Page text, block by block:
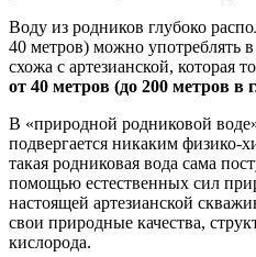
Воду из родников глубоко
40 метров) можно употреблять
схожа с артезианской, которая
от 40 метров (до 200 метров в
В «природной родниковой
подвергается никаким
такая родниковая вода сама
помощью естественных сил
настоящей артезианской
свои природные качества,
кислорода.